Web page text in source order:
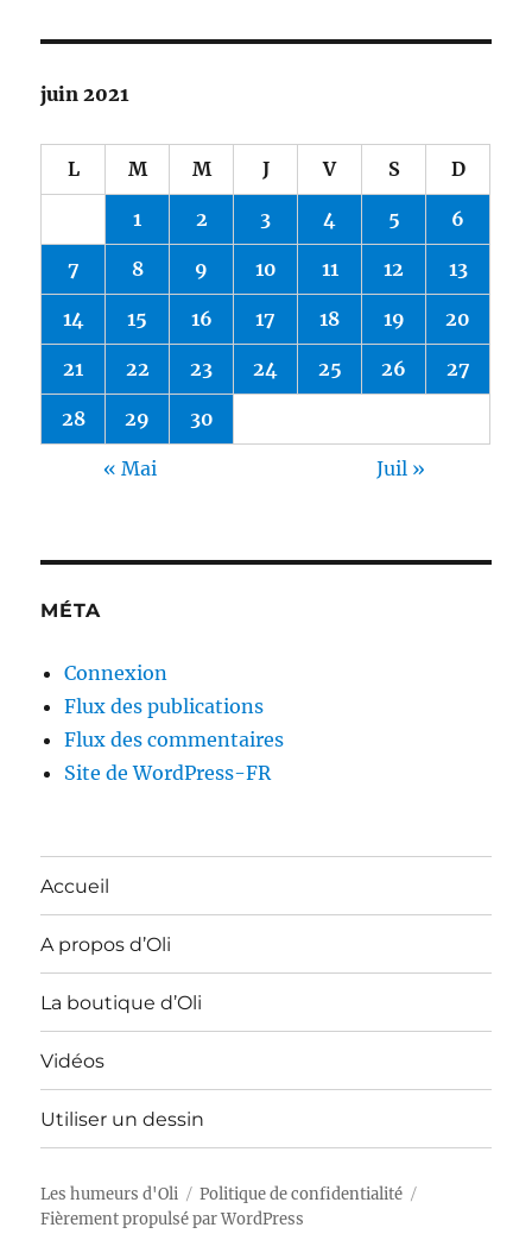
juin 2021
L M M J V S D
1 2 3 4 5 6
7 8 9 10 11 12 13
14 15 16 17 18 19 20
21 22 23 24 25 26 27
28 29 30
« Mai Juil »
MÉTA
Connexion
Flux des publications
Flux des commentaires
Site de WordPress-FR
Accueil
A propos d’Oli
La boutique d’Oli
Vidéos
Utiliser un dessin
Les humeurs d'Oli
Politique de confidentialité
Fièrement propulsé par WordPress